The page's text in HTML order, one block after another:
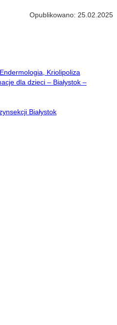
Opublikowano: 25.02.2025
Kriolipoliza
dla dzieci – Białystok –
Białystok